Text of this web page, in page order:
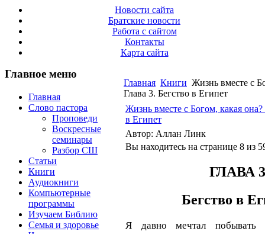
Новости сайта
Братские новости
Работа с сайтом
Контакты
Карта сайта
Главное меню
Главная
Слово пастора
Проповеди
Воскресные
семинары
Разбор СШ
Статьи
Книги
Аудиокниги
Компьютерные
программы
Изучаем Библию
Семья и здоровье
Главная Книги Жизнь вместе с
Глава 3. Бегство в Египет
Жизнь вместе с Богом, какая она?
в Египет
Автор: Аллан Линк
Вы находитесь на странице 8 из
ГЛАВА 3
Бегство в
Я давно мечтал